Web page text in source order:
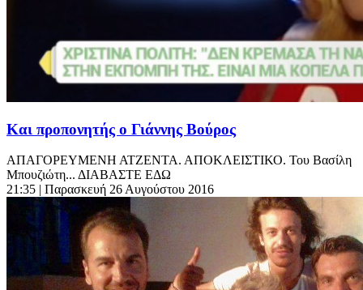
Και προπονητής ο Γιάννης Βούρος
ΑΠΑΓΟΡΕΥΜΕΝΗ ΑΤΖΕΝΤΑ. ΑΠΟΚΛΕΙΣΤΙΚΟ. Του Βασίλη
Μπουζιώτη... ΔΙΑΒΑΣΤΕ ΕΔΩ
21:35 | Παρασκευή 26 Αυγούστου 2016